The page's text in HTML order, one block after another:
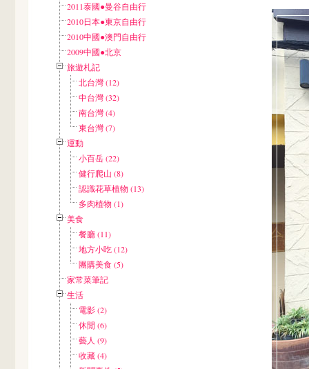
2011泰國●曼谷自由行
2010日本●東京自由行
2010中國●澳門自由行
2009中國●北京
旅遊札記
北台灣 (12)
中台灣 (32)
南台灣 (4)
東台灣 (7)
運動
小百岳 (22)
健行爬山 (8)
認識花草植物 (13)
多肉植物 (1)
美食
餐廳 (11)
地方小吃 (12)
團購美食 (5)
家常菜筆記
生活
電影 (2)
休閒 (6)
藝人 (9)
收藏 (4)